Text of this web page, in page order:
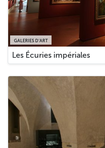
GALERIES D’ART
Les Écuries impériales